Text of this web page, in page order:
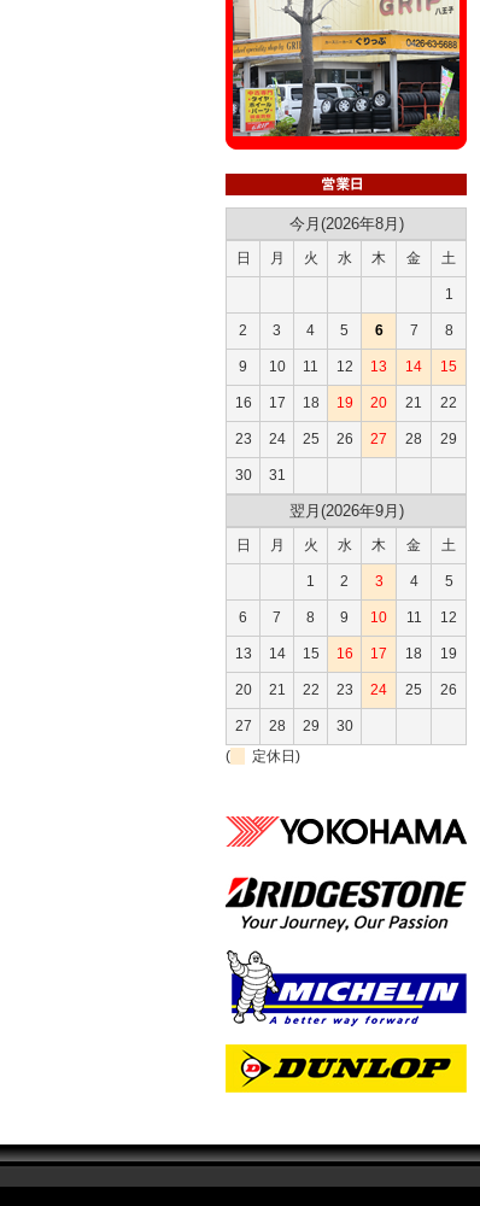
今月(2026年8月)
日 月 火 水 木 金 土
1
2 3 4 5 6 7 8
9 10 11 12 13 14 15
16 17 18 19 20 21 22
23 24 25 26 27 28 29
30 31
翌月(2026年9月)
日 月 火 水 木 金 土
1 2 3 4 5
6 7 8 9 10 11 12
13 14 15 16 17 18 19
20 21 22 23 24 25 26
27 28 29
30
(
定休日)